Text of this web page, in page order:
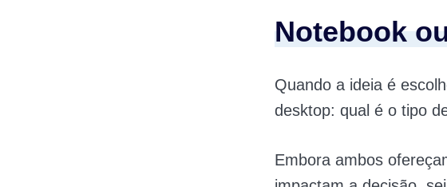
Notebook
Quando a ideia é
desktop: qual é o tipo
Embora ambos